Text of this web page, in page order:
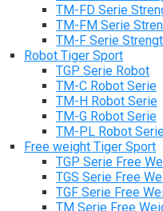
TM-FD Serie
TM-FM Serie
TM-F Serie
Robot Tiger Sport
TGP Serie Robot
TM-C Robot Serie
TM-H Robot Serie
TM-G Robot Serie
TM-PL Robot
Free weight Tiger Sport
TGP Serie Free
TGS Serie Free
TGF Serie Free
TM Serie Free